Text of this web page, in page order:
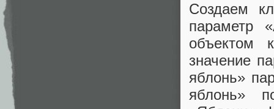
Создаем
параметр
объектом
значение
яблонь»
яблонь»